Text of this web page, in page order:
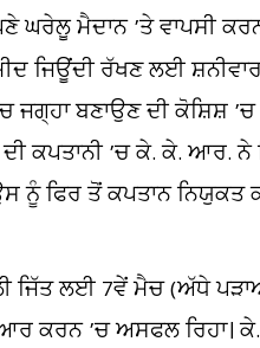
ਮੈਦਾਨ ’ਤੇ ਵਾਪਸੀ ਕਰਨ
ਜਿਊਂਦੀ ਰੱਖਣ ਲਈ
ਬਣਾਉਣ ਦੀ ਕੋਸ਼ਿਸ਼
ਕਪਤਾਨੀ ’ਚ ਕੇ. ਕੇ. ਆਰ.
ਨੂੰ ਫਿਰ ਤੋਂ ਕਪਤਾਨ
ਜਿੱਤ ਲਈ 7ਵੇਂ ਮੈਚ (ਅੱਧੇ
ਕਰਨ ’ਚ ਅਸਫਲ ਰਿਹਾ।